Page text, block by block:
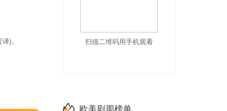
)。
扫描二维码用手机观看
欧美剧周榜单